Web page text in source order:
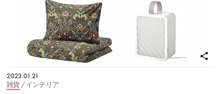
2023.01.21
雑貨/ インテリア